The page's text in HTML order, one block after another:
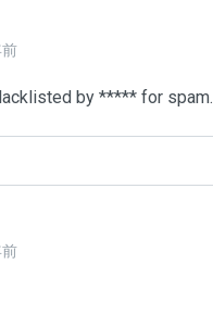
by ***** for spam.